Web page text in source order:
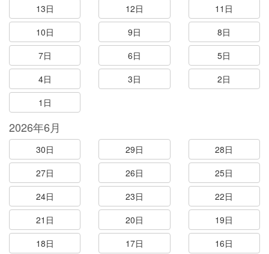
13日
12日
11日
10日
9日
8日
7日
6日
5日
4日
3日
2日
1日
2026年6月
30日 29日
28日
27日
26日
25日
24日
23日
22日
21日
20日
19日
18日
17日
16日